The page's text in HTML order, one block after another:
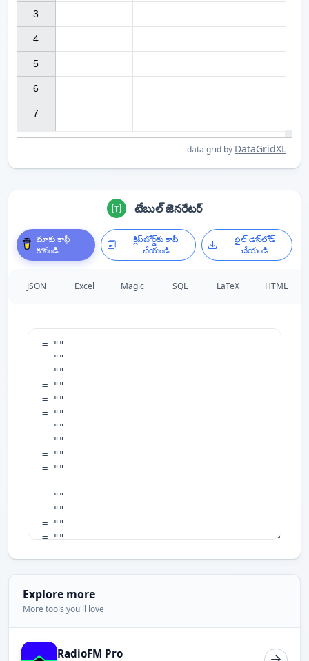
data grid by DataGridXL
3
4
5
6
7
టేబుల్ జెనరేటర్
మాకు కాఫీ
కొనండి
క్లిప్‌బోర్డ్‌కు కాపీ
చేయండి
ఫైల్ డౌన్‌లోడ్
చేయండి
JSON Excel Magic SQL LaTeX HTML
Explore more
More tools you'll love
RadioFM Pro